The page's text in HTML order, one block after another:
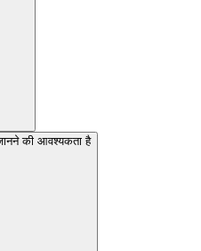
की आवश्यकता है